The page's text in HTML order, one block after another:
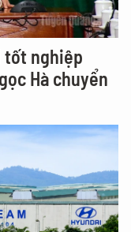
tốt nghiệp
Hà chuyển